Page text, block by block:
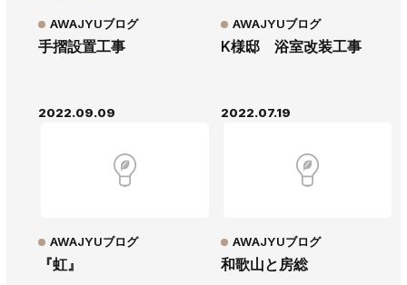
手摺設置工事
AWAJYUブログ
2022.09.09
K様邸 浴室改装工事
AWAJYUブログ
2022.07.19
『虹』
AWAJYUブログ
和歌山と房総
AWAJYUブログ